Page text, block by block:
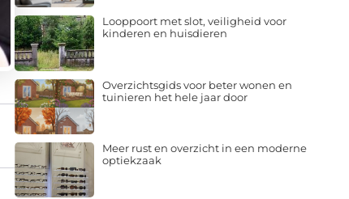
Looppoort met slot, veiligheid voor
kinderen en huisdieren
Overzichtsgids voor beter wonen en
tuinieren het hele jaar door
Meer rust en overzicht in een moderne
optiekzaak